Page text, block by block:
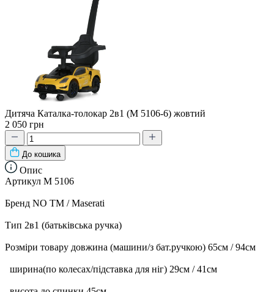
Дитяча Каталка-толокар 2в1 (M 5106-6) жовтий
2 050 грн
До кошика
Опис
Артикул M 5106
Бренд NO TM / Maserati
Тип 2в1 (батьківська ручка)
Розміри товару довжина (машини/з бат.ручкою) 65см / 94см
ширина(по колесах/підставка для ніг) 29см / 41см